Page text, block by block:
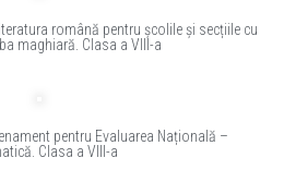
română pentru școlile și secțiile cu
maghiară. Clasa a VIII-a
pentru Evaluarea Națională –
Clasa a VIII-a